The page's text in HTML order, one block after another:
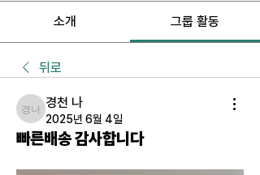
소개 그룹 활동
뒤로
경천 나
경천 나
2025년 6월 4일
빠른배송 감사합니다